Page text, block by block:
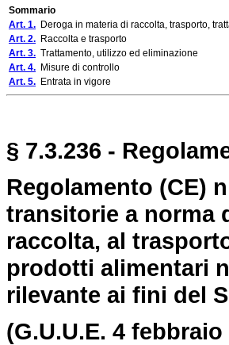
Sommario
Art. 1. Deroga in materia di raccolta, trasporto,
Art. 2. Raccolta e trasporto
Art. 3. Trattamento, utilizzo ed eliminazione
Art. 4. Misure di controllo
Art. 5. Entrata in vigore
§ 7.3.236 -
Regolamento (CE)
transitorie a norma
raccolta, al
prodotti alimentari
rilevante ai fini del
(G.U.U.E. 4 febbraio